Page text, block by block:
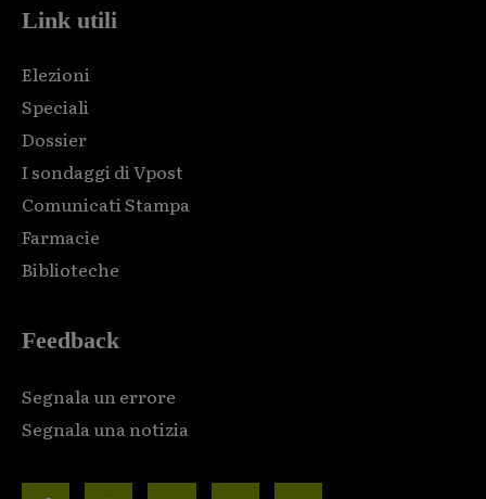
Link utili
Elezioni
Speciali
Dossier
I sondaggi di Vpost
Comunicati Stampa
Farmacie
Biblioteche
Feedback
Segnala un errore
Segnala una notizia